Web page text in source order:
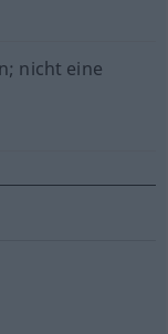
nicht eine